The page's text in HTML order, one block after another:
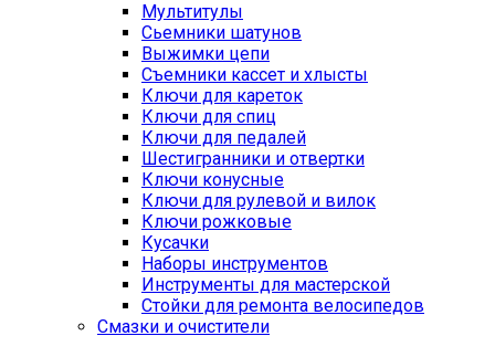
Мультитулы
Сьемники шатунов
Выжимки цепи
Съемники кассет и хлысты
Ключи для кареток
Ключи для спиц
Ключи для педалей
Шестигранники и отвертки
Ключи конусные
Ключи для рулевой и вилок
Ключи рожковые
Кусачки
Наборы инструментов
Инструменты для мастерской
Стойки для ремонта велосипедов
Смазки и очистители